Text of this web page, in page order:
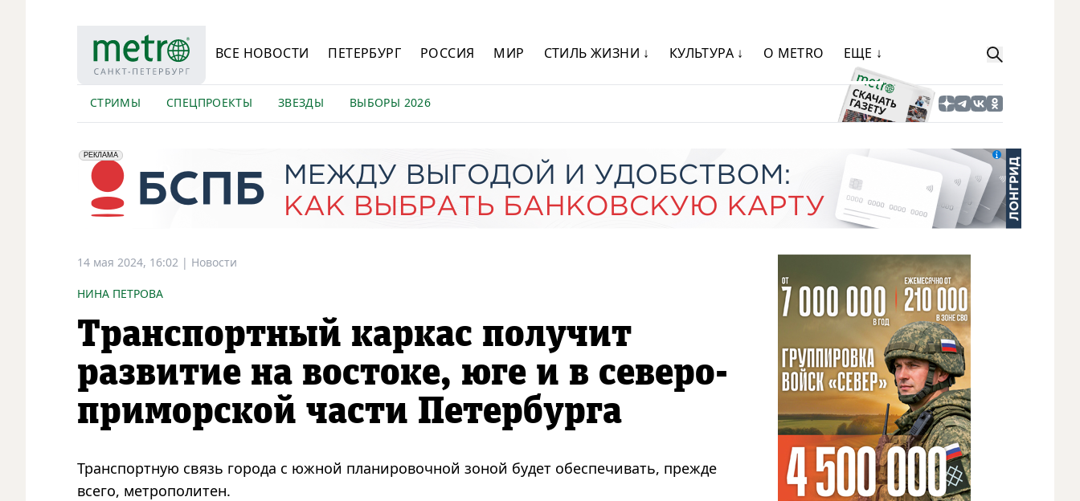
ВСЕ НОВОСТИ ПЕТЕРБУРГ РОССИЯ МИР СТИЛЬ ЖИЗНИ ↓ КУЛЬТУРА ↓ О METRO ЕЩЕ ↓
СТРИМЫ СПЕЦПРОЕКТЫ ЗВЕЗДЫ ВЫБОРЫ 2026
erid: 2VfnxyFybV5
РЕКЛАМА
ПАО "Банк "Санкт-Петербург", ИНН: 7831000027
14 мая 2024, 16:02 | Новости
НИНА ПЕТРОВА
Транспортный каркас получит
развитие на востоке, юге и в северо-
приморской части Петербурга
Транспортную связь города с южной планировочной зоной будет обеспечивать, прежде
всего, метрополитен.